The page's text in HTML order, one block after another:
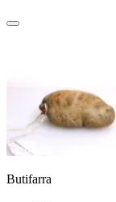
Butifarra